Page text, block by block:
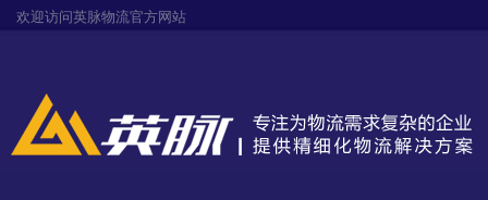
欢迎访问英脉物流官方网站